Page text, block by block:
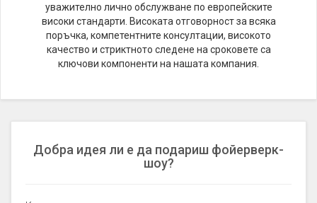
уважително лично обслужване по европейските
високи стандарти. Високата отговорност за всяка
поръчка, компетентните консултации, високото
качество и стриктното следене на сроковете са
ключови компоненти на нашата компания.
Добра идея ли е да подариш фойерверк-
шоу?